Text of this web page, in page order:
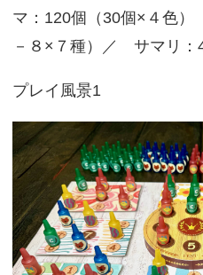
マ：120個（30個×４色
－８×７種）／ サマリ
プレイ風景1